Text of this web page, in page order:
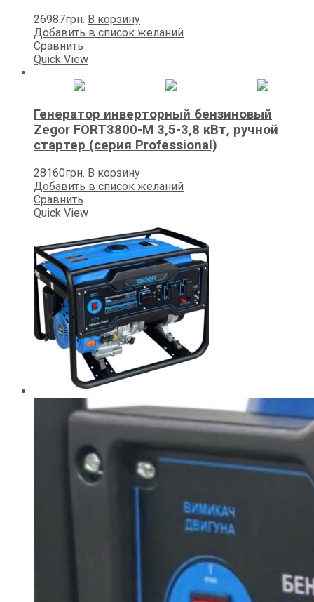
26987грн. В корзину
Добавить в список желаний
Сравнить
Quick View
Генератор инверторный бензиновый
Zegor FORT3800-M 3,5-3,8 кВт, ручной
стартер (серия Professional)
28160грн. В корзину
Добавить в список желаний
Сравнить
Quick View